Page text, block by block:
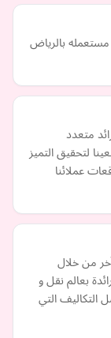
بالرياض
متعدد
لتحقيق التميز
عملائنا
من خلال
بعالم نقل و
التي